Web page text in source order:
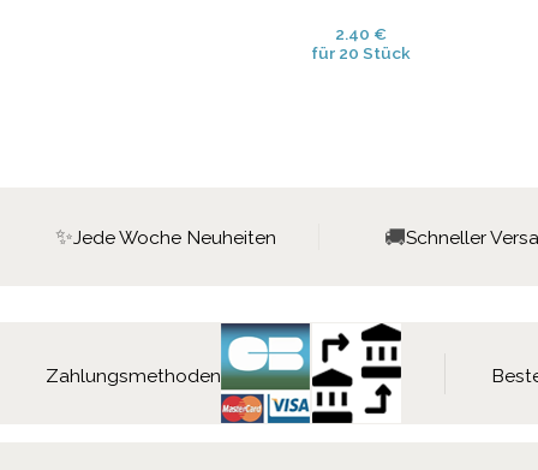
2.40 €
für 20 Stück
✨Jede Woche Neuheiten 🚚Schneller
Zahlungsmethoden